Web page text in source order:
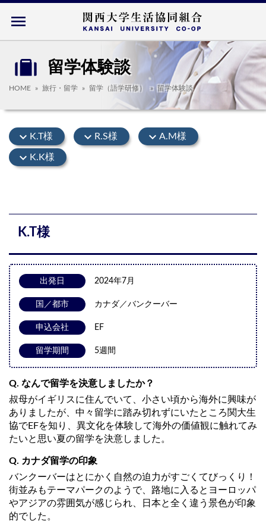
menu
留学体験談
HOME 旅行・留学 留学（語学研修） 留学体験談
expand_more K.T様 expand_more R.S様 expand_moreA.M様
expand_more K.K様
K.T様
出発日 2024年7月
国／都市 カナダ／バンクーバー
申込会社 EF
留学期間 5週間
Q. なんで留学を決意しましたか？
叔母がイギリスに住んでいて、小さい頃から海外に興味が
ありましたが、中々留学に踏み切れずにいたところ関大生
協でEFを知り、異文化を体験して海外の価値観に触れてみ
たいと思い夏の留学を決意しました。
Q. カナダ留学の印象
バンクーバーはとにかく自然の迫力がすごくてびっくり！
街並みもテーマパークのようで、路地に入るとヨーロッパ
やアジアの雰囲気が感じられ、日本と全く違う景色が印象
的でした。